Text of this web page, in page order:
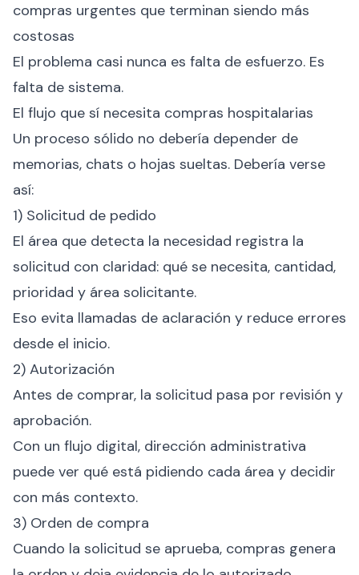
compras urgentes que terminan siendo más
costosas
El problema casi nunca es falta de esfuerzo. Es
falta de sistema.
El flujo que sí necesita compras hospitalarias
Un proceso sólido no debería depender de
memorias, chats o hojas sueltas. Debería verse
así:
1) Solicitud de pedido
El área que detecta la necesidad registra la
solicitud con claridad: qué se necesita, cantidad,
prioridad y área solicitante.
Eso evita llamadas de aclaración y reduce errores
desde el inicio.
2) Autorización
Antes de comprar, la solicitud pasa por revisión y
aprobación.
Con un flujo digital, dirección administrativa
puede ver qué está pidiendo cada área y decidir
con más contexto.
3) Orden de compra
Cuando la solicitud se aprueba, compras genera